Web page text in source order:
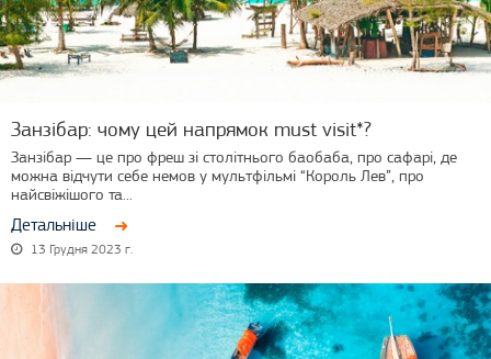
Занзібар: чому цей напрямок must visit*?
Занзібар — це про фреш зі столітнього баобаба, про сафарі, де
можна відчути себе немов у мультфільмі “Король Лев”, про
найсвіжішого та...
Детальніше
13 Грудня 2023 г.